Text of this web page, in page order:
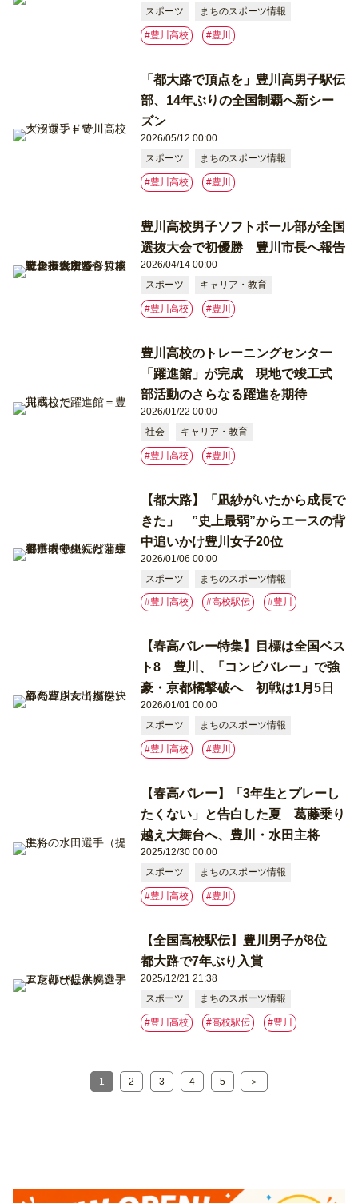
スポーツ
まちのスポーツ情報
#豊川高校 #豊川
「都大路で頂点を」豊川高男子駅伝
部、14年ぶりの全国制覇へ新シー
ズン
2026/05/12 00:00
スポーツ
まちのスポーツ情報
#豊川高校 #豊川
豊川高校男子ソフトボール部が全国
選抜大会で初優勝 豊川市長へ報告
2026/04/14 00:00
スポーツ
キャリア・教育
#豊川高校 #豊川
豊川高校のトレーニングセンター
「躍進館」が完成 現地で竣工式
部活動のさらなる躍進を期待
2026/01/22 00:00
社会
キャリア・教育
#豊川高校 #豊川
【都大路】「凪紗がいたから成長で
きた」 ”史上最弱”からエースの背
中追いかけ豊川女子20位
2026/01/06 00:00
スポーツ
まちのスポーツ情報
#豊川高校 #高校駅伝 #豊川
【春高バレー特集】目標は全国ベス
ト8 豊川、「コンビバレー」で強
豪・京都橘撃破へ 初戦は1月5日
2026/01/01 00:00
スポーツ
まちのスポーツ情報
#豊川高校 #豊川
【春高バレー】「3年生とプレーし
たくない」と告白した夏 葛藤乗り
越え大舞台へ、豊川・水田主将
2025/12/30 00:00
スポーツ
まちのスポーツ情報
#豊川高校 #豊川
【全国高校駅伝】豊川男子が8位
都大路で7年ぶり入賞
2025/12/21 21:38
スポーツ
まちのスポーツ情報
#豊川高校 #高校駅伝 #豊川
1 2 3 4 5 ＞